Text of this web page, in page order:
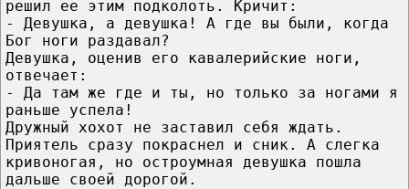
решил ее этим подколоть. Кричит:
- Девушка, а девушка! А где вы были, когда
Бог ноги раздавал?
Девушка, оценив его кавалерийские ноги,
отвечает:
- Да там же где и ты, но только за ногами я
раньше успела!
Дружный хохот не заставил себя ждать.
Приятель сразу покраснел и сник. А слегка
кривоногая, но остроумная девушка пошла
дальше своей дорогой.